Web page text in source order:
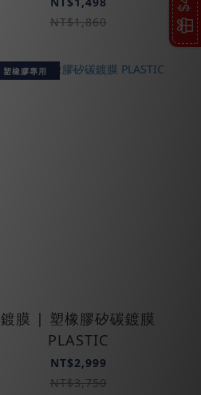
NT$1,860
塑橡膠專用
鍍膜 | 塑橡膠矽碳鍍膜
PLASTIC
NT$2,999
NT$3,750